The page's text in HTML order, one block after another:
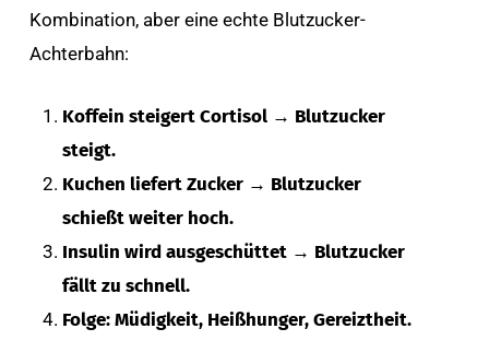
Kombination, aber eine echte Blutzucker-
Achterbahn:
Koffein steigert Cortisol → Blutzucker
steigt.
Kuchen liefert Zucker → Blutzucker
schießt weiter hoch.
Insulin wird ausgeschüttet → Blutzucker
fällt zu schnell.
Folge: Müdigkeit, Heißhunger, Gereiztheit.